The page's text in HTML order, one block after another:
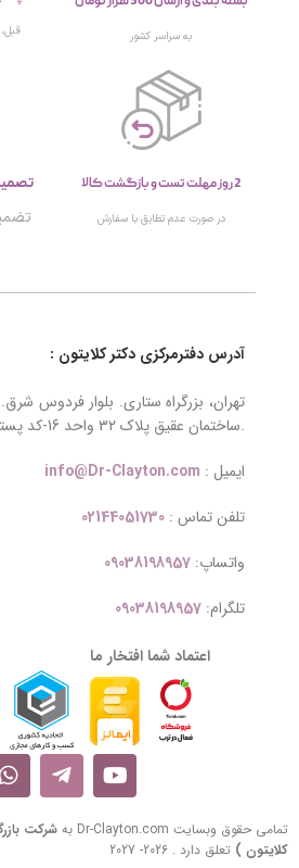
به سراسر کشور
2 روز مهلت تست و بازگشت کالا
در صورت عدم تطابق با سفارش
آدرس دفترمرکزی دکتر کلایتون :
تهران، بزرگراه ستاری. بلوار فردوس
.ساختمان عقیق پلاک ۳۲ واحد 16-کد پستی : 1481946941
ایمیل : info@Dr-Clayton.com
تلفن تماس :02144051730
واتساپ:09038198957
تلگرام:09038198957
اعتماد شما افتخار ما
تمامی حقوق وبسایت Dr-Clayton.com به
شرکت
کلایتون ) تعلق دارد . 2026- 2027